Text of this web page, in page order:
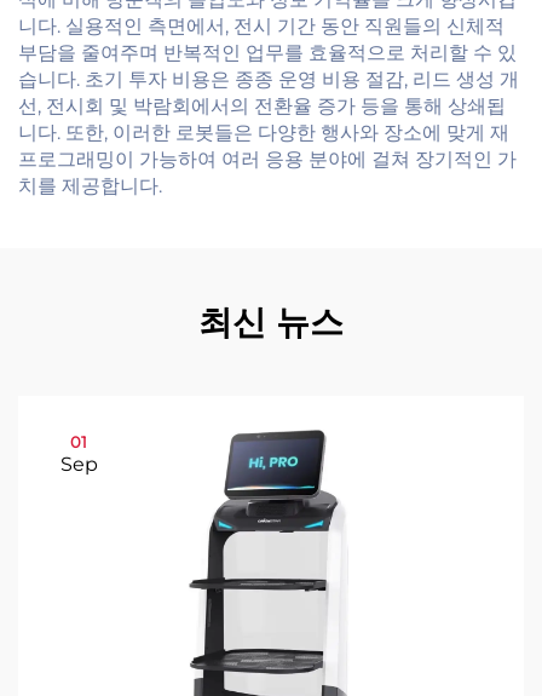
니다. 실용적인 측면에서, 전시 기간 동안 직원들의 신체적
부담을 줄여주며 반복적인 업무를 효율적으로 처리할 수 있
습니다. 초기 투자 비용은 종종 운영 비용 절감, 리드 생성 개
선, 전시회 및 박람회에서의 전환율 증가 등을 통해 상쇄됩
니다. 또한, 이러한 로봇들은 다양한 행사와 장소에 맞게 재
프로그래밍이 가능하여 여러 응용 분야에 걸쳐 장기적인 가
치를 제공합니다.
최신 뉴스
01
Sep